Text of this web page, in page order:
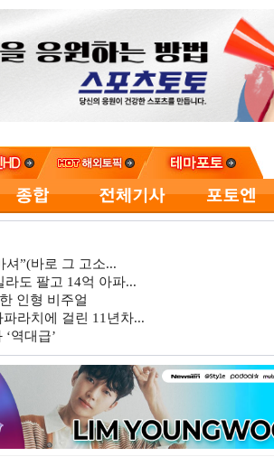
셔”(바로 그 고소...
도 팔고 14억 아파...
인형 비주얼
라치에 걸린 11년차...
역대급’